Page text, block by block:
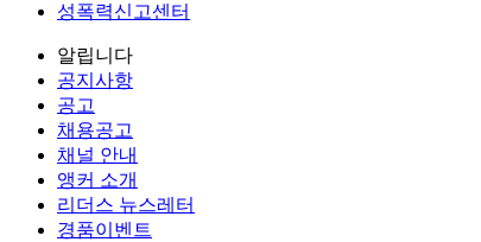
성폭력신고센터
알립니다
공지사항
공고
채용공고
채널 안내
앵커 소개
리더스 뉴스레터
경품이벤트